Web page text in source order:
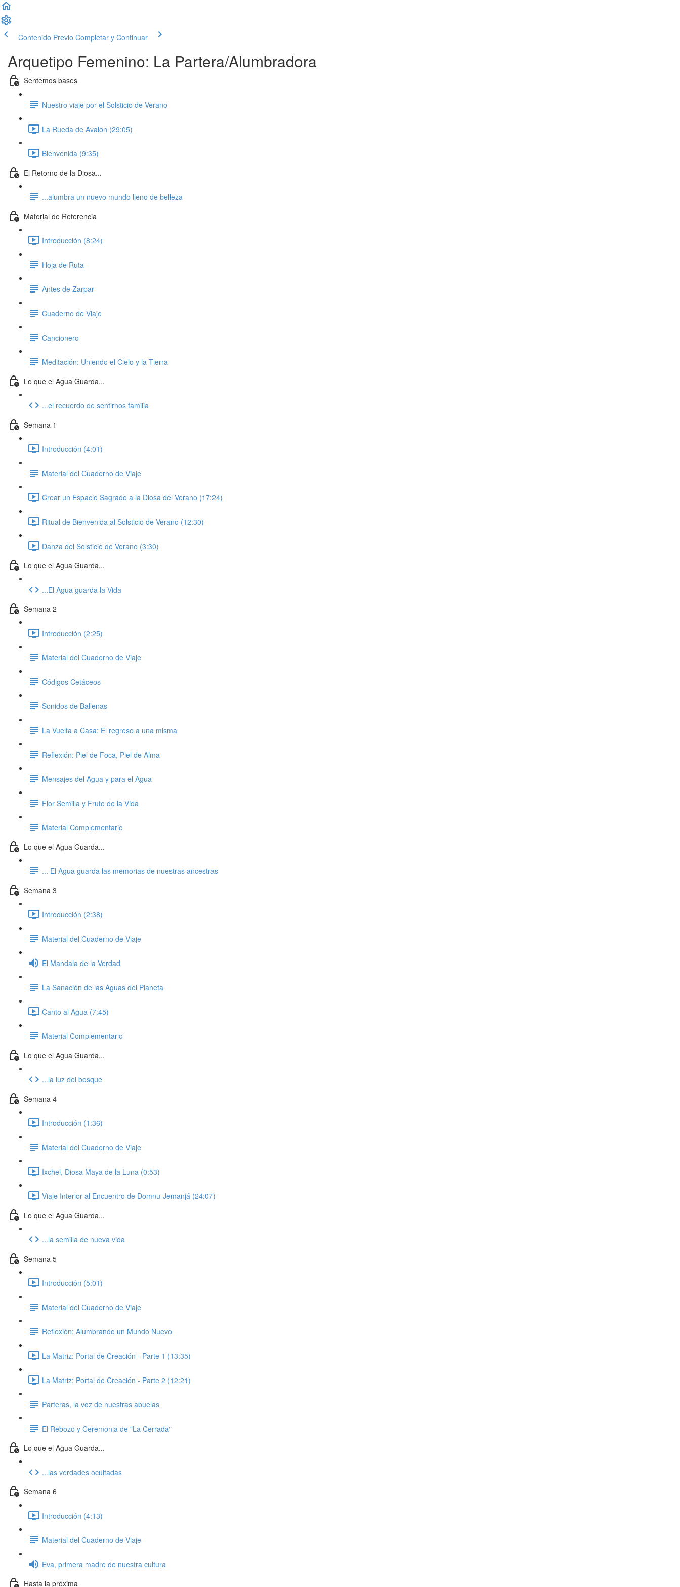
Contenido Previo Completar y Continuar
Arquetipo Femenino: La Partera/Alumbradora
Sentemos bases
Nuestro viaje por el Solsticio de Verano
La Rueda de Avalon (29:05)
Bienvenida (9:35)
El Retorno de la Diosa...
...alumbra un nuevo mundo lleno de belleza
Material de Referencia
Introducción (8:24)
Hoja de Ruta
Antes de Zarpar
Cuaderno de Viaje
Cancionero
Meditación: Uniendo el Cielo y la Tierra
Lo que el Agua Guarda...
...el recuerdo de sentirnos familia
Semana 1
Introducción (4:01)
Material del Cuaderno de Viaje
Crear un Espacio Sagrado a la Diosa del Verano (17:24)
Ritual de Bienvenida al Solsticio de Verano (12:30)
Danza del Solsticio de Verano (3:30)
Lo que el Agua Guarda...
...El Agua guarda la Vida
Semana 2
Introducción (2:25)
Material del Cuaderno de Viaje
Códigos Cetáceos
Sonidos de Ballenas
La Vuelta a Casa: El regreso a una misma
Reflexión: Piel de Foca, Piel de Alma
Mensajes del Agua y para el Agua
Flor Semilla y Fruto de la Vida
Material Complementario
Lo que el Agua Guarda...
... El Agua guarda las memorias de nuestras ancestras
Semana 3
Introducción (2:38)
Material del Cuaderno de Viaje
El Mandala de la Verdad
La Sanación de las Aguas del Planeta
Canto al Agua (7:45)
Material Complementario
Lo que el Agua Guarda...
...la luz del bosque
Semana 4
Introducción (1:36)
Material del Cuaderno de Viaje
Ixchel, Diosa Maya de la Luna (0:53)
Viaje Interior al Encuentro de Domnu-Jemanjá (24:07)
Lo que el Agua Guarda...
...la semilla de nueva vida
Semana 5
Introducción (5:01)
Material del Cuaderno de Viaje
Reflexión: Alumbrando un Mundo Nuevo
La Matriz: Portal de Creación - Parte 1 (13:35)
La Matriz: Portal de Creación - Parte 2 (12:21)
Parteras, la voz de nuestras abuelas
El Rebozo y Ceremonia de "La Cerrada"
Lo que el Agua Guarda...
...las verdades ocultadas
Semana 6
Introducción (4:13)
Material del Cuaderno de Viaje
Eva, primera madre de nuestra cultura
Hasta la próxima